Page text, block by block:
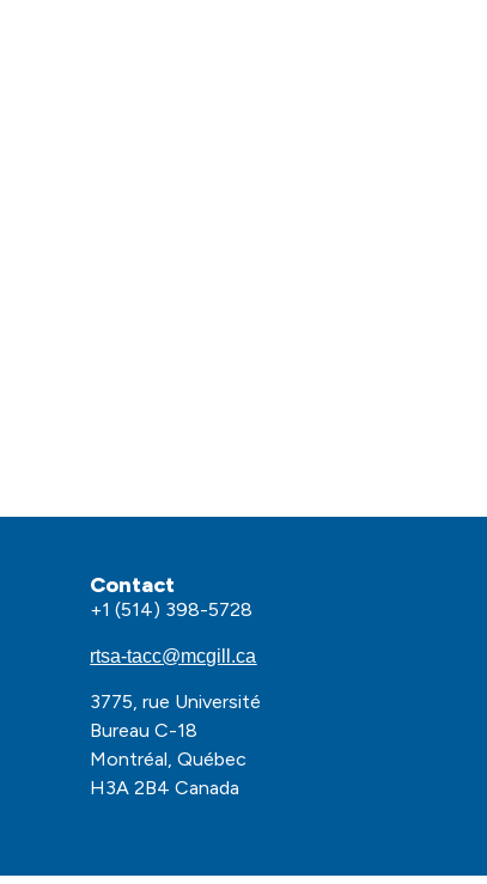
Contact
+1 (514) 398-5728
rtsa-tacc@mcgill.ca
3775, rue Université
Bureau C-18
Montréal, Québec
H3A 2B4 Canada